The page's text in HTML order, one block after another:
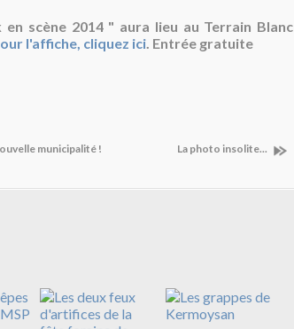
scène 2014 " aura lieu au Terrain Blanc
l'affiche, cliquez ici. Entrée gratuite
municipalité ! La photo insolite...